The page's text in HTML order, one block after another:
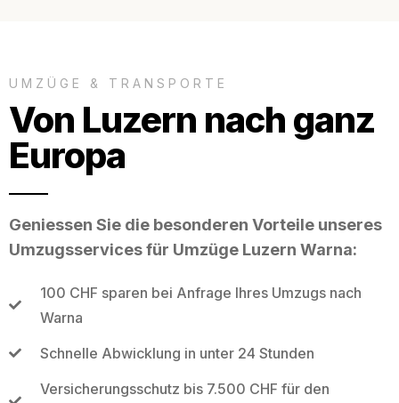
UMZÜGE & TRANSPORTE
Von Luzern nach ganz
Europa
Geniessen Sie die besonderen Vorteile unseres
Umzugsservices für Umzüge Luzern Warna:
100 CHF sparen bei Anfrage Ihres Umzugs nach
Warna
Schnelle Abwicklung in unter 24 Stunden
Versicherungsschutz bis 7.500 CHF für den